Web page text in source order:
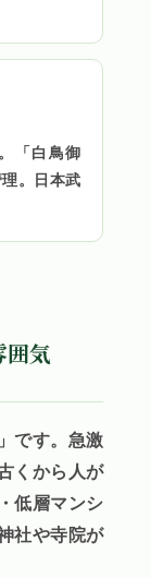
「白鳥御
。日本武
囲気
です。急激
くから人が
低層マンシ
社や寺院が